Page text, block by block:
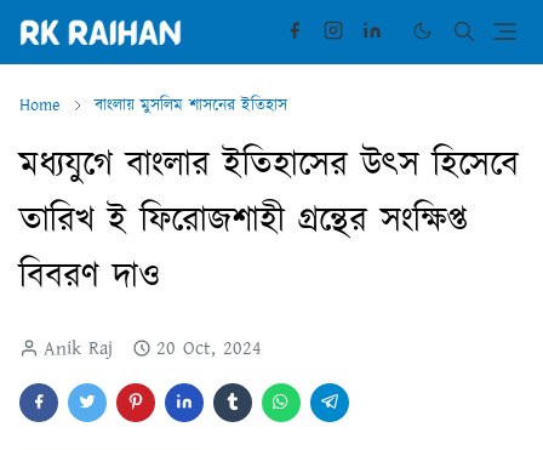
Home বাংলায় মুসলিম শাসনের ইতিহাস
মধ্যযুগে বাংলার ইতিহাসের উৎস হিসেবে
তারিখ ই ফিরোজশাহী গ্রন্থের সংক্ষিপ্ত
বিবরণ দাও
Anik Raj 20 Oct, 2024